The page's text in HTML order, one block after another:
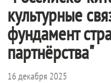
культурные
фундамент
партнёрства"
16 декабря 2025